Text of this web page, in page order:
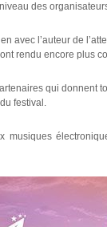
des
avec l’auteur de
rendu encore plus
qui donnent
festival.
musiques